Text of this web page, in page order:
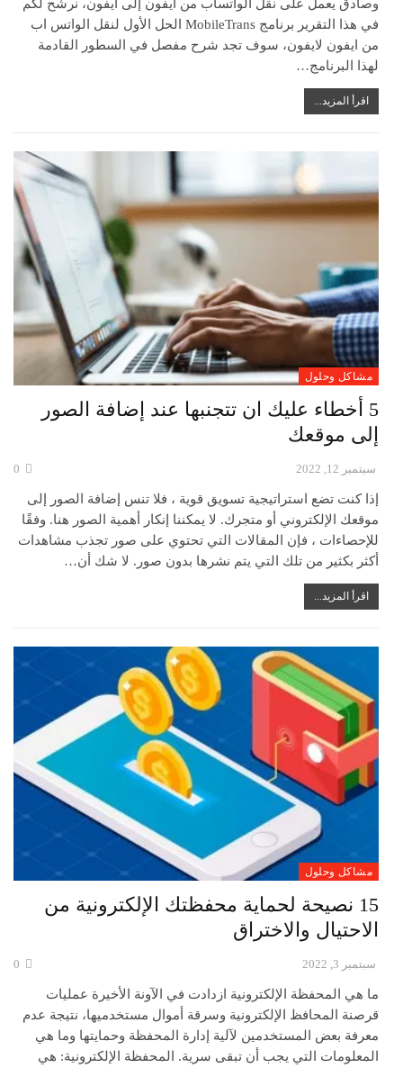
وصادق يعمل على نقل الواتساب من ايفون إلى ايفون، نرشح لكم
في هذا التقرير برنامج MobileTrans الحل الأول لنقل الواتس اب
من ايفون لايفون، سوف تجد شرح مفصل في السطور القادمة
لهذا البرنامج…
اقرأ المزيد...
مشاكل وحلول
5 أخطاء عليك ان تتجنبها عند إضافة الصور
إلى موقعك
سبتمبر 12, 2022
إذا كنت تضع استراتيجية تسويق قوية ، فلا تنس إضافة الصور إلى
موقعك الإلكتروني أو متجرك. لا يمكننا إنكار أهمية الصور هنا. وفقًا
للإحصاءات ، فإن المقالات التي تحتوي على صور تجذب مشاهدات
أكثر بكثير من تلك التي يتم نشرها بدون صور. لا شك أن…
اقرأ المزيد...
مشاكل وحلول
15 نصيحة لحماية محفظتك الإلكترونية من
الاحتيال والاختراق
سبتمبر 3, 2022
ما هي المحفظة الإلكترونية ازدادت في الآونة الأخيرة عمليات
قرصنة المحافظ الإلكترونية وسرقة أموال مستخدميها، نتيجة عدم
معرفة بعض المستخدمين لآلية إدارة المحفظة وحمايتها وما هي
المعلومات التي يجب أن تبقى سرية. المحفظة الإلكترونية: هي